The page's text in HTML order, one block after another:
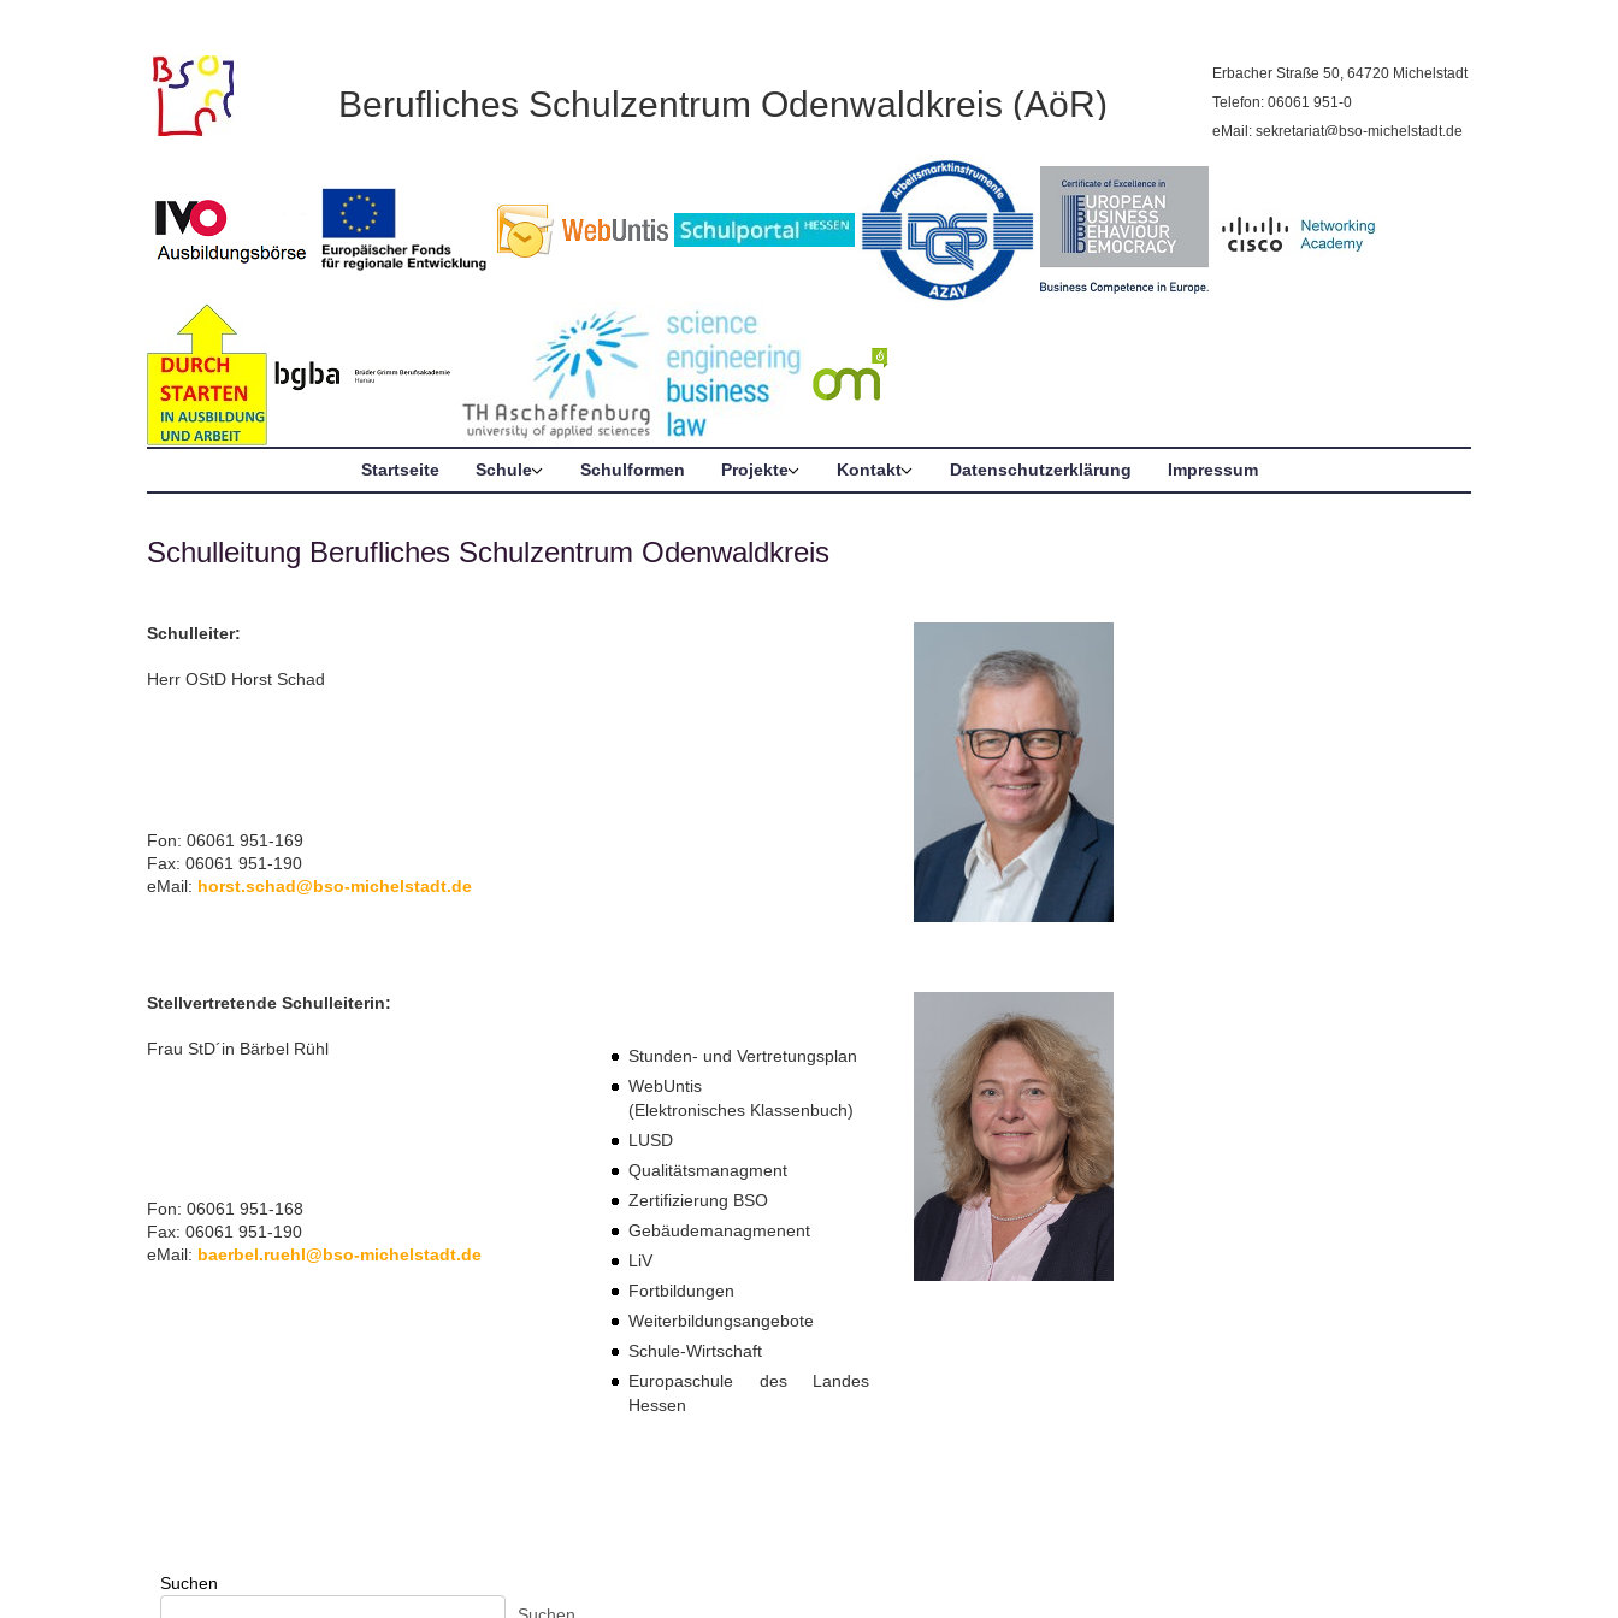
Berufliches Schulzentrum Odenwaldkreis (AöR)
Erbacher Straße 50, 64720 Michelstadt
Telefon: 06061 951-0
eMail: sekretariat@bso-michelstadt.de
Startseite Schule Schulformen Projekte Kontakt Datenschutzerklärung Impressum
Schulleitung Berufliches Schulzentrum Odenwaldkreis
Schulleiter:
Herr OStD Horst Schad
Fon: 06061 951-169
Fax: 06061 951-190
eMail: horst.schad@bso-michelstadt.de
Stellvertretende Schulleiterin:
Frau StD´in Bärbel Rühl
Fon: 06061 951-168
Fax: 06061 951-190
eMail: baerbel.ruehl@bso-michelstadt.de
Stunden- und Vertretungsplan
WebUntis
(Elektronisches Klassenbuch)
LUSD
Qualitätsmanagment
Zertifizierung BSO
Gebäudemanagmenent
LiV
Fortbildungen
Weiterbildungsangebote
Schule-Wirtschaft
Europaschule des Landes
Hessen
Suchen